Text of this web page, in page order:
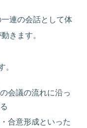
連の会話として体
きます。
。
会議の流れに沿っ
合意形成といった